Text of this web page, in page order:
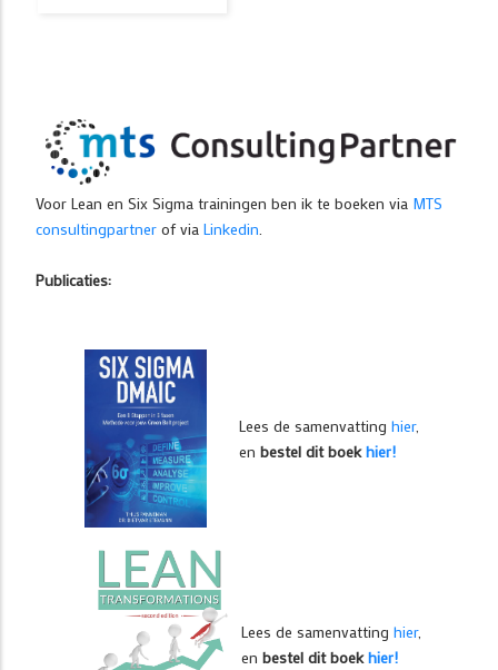
Voor Lean en Six Sigma trainingen ben ik te boeken via MTS
consultingpartner of via Linkedin
Publicaties:
Lees de samenvatting hier,
en bestel dit boekhier!
Lees de samenvatting hier,
en bestel dit boekhier!